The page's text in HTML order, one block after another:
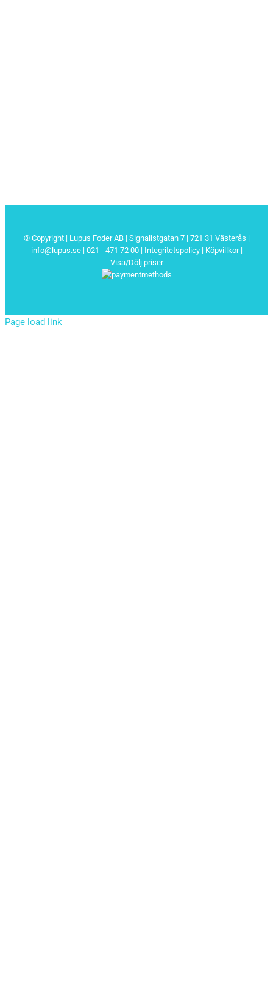
© Copyright | Lupus Foder AB | Signalistgatan 7 | 721 31 Västerås |
info@lupus.se| 021 - 471 72 00 | Integritetspolicy| Köpvillkor|
Visa/Dölj priser
Page load link